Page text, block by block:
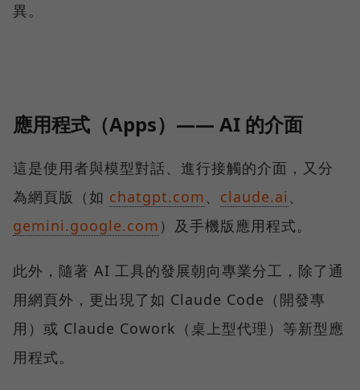
異。
應用程式（Apps）—— AI 的介面
這是使用者與模型對話、進行接觸的介面，又分
為網頁版（如 chatgpt.com、 claude.ai 、
gemini.google.com ）及手機版應用程式。
此外，隨著 AI 工具的發展朝向專業分工，除了通
用網頁外，更出現了如 Claude Code（開發專
用）或 Claude Cowork（桌上型代理）等新型應
用程式。